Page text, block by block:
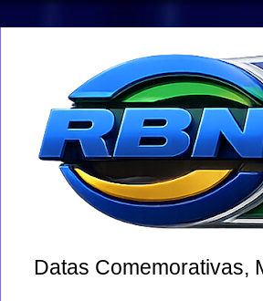
Datas Comemorativas,